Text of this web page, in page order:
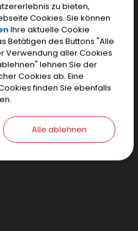
und weitere
zu bieten,
Cookies. Sie können
Ihre aktuelle Cookie
Betätigen des Buttons "Alle
Verwendung aller Cookies
lehnen Sie der
Cookies ab. Eine
finden Sie ebenfalls
Alle ablehnen